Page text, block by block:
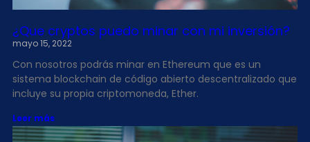
¿Que cryptos puedo minar con mi inversión?
mayo 15, 2022
Con nosotros podrás minar en Ethereum que es un
sistema blockchain de código abierto descentralizado que
incluye su propia criptomoneda, Ether.
Leer más